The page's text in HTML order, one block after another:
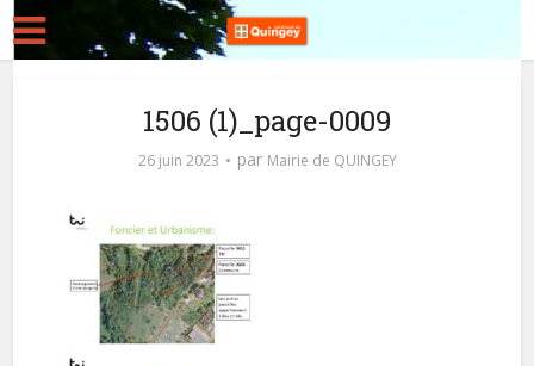
1506 (1)_page-0009
26 juin 2023 par Mairie de QUINGEY